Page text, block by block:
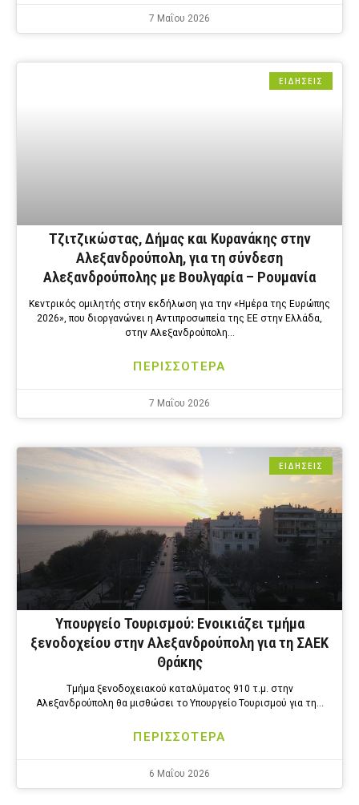
7 Μαΐου 2026
ΕΙΔΗΣΕΙΣ
Τζιτζικώστας, Δήμας και Κυρανάκης στην
Αλεξανδρούπολη, για τη σύνδεση
Αλεξανδρούπολης με Βουλγαρία – Ρουμανία
Κεντρικός ομιλητής στην εκδήλωση για την «Ημέρα της Ευρώπης
2026», που διοργανώνει η Αντιπροσωπεία της ΕΕ στην Ελλάδα,
στην Αλεξανδρούπολη…
ΠΕΡΙΣΣΟΤΕΡΑ
7 Μαΐου 2026
ΕΙΔΗΣΕΙΣ
Υπουργείο Τουρισμού: Ενοικιάζει τμήμα
ξενοδοχείου στην Αλεξανδρούπολη για τη ΣΑΕΚ
Θράκης
Τμήμα ξενοδοχειακού καταλύματος 910 τ.μ. στην
Αλεξανδρούπολη θα μισθώσει το Υπουργείο Τουρισμού για τη…
ΠΕΡΙΣΣΟΤΕΡΑ
6 Μαΐου 2026